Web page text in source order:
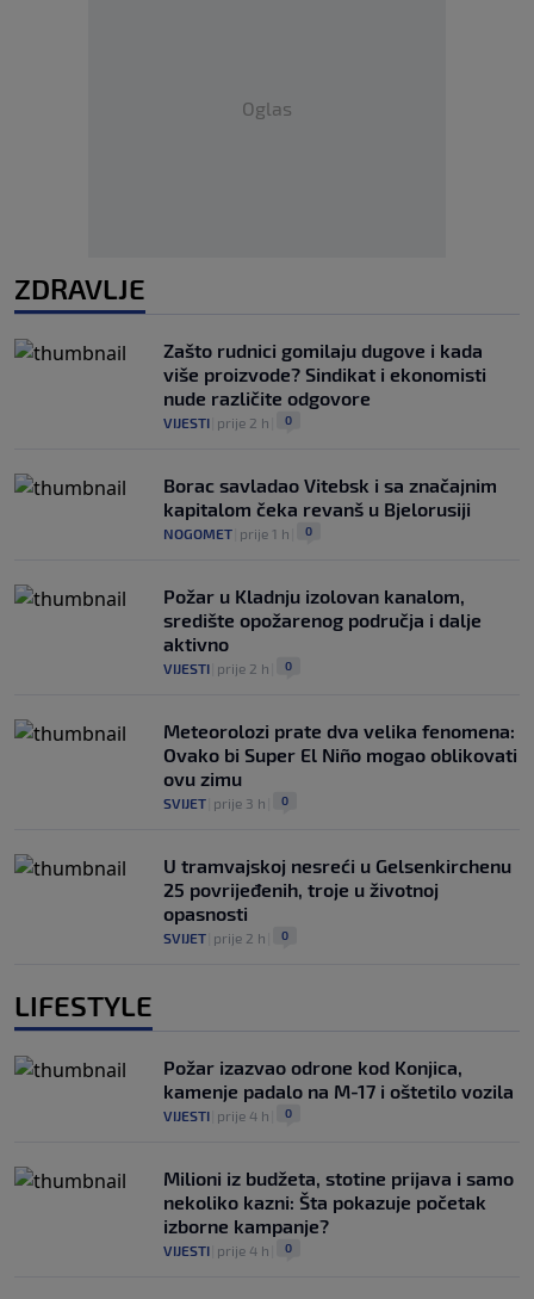
Oglas
ZDRAVLJE
Zašto rudnici gomilaju dugove i kada
više proizvode? Sindikat i ekonomisti
nude različite odgovore
VIJESTI prije 2 h 0
Borac savladao Vitebsk i sa značajnim
kapitalom čeka revanš u Bjelorusiji
NOGOMET prije 1 h 0
Požar u Kladnju izolovan kanalom,
središte opožarenog područja i dalje
aktivno
VIJESTI prije 2 h 0
Meteorolozi prate dva velika fenomena:
Ovako bi Super El Niño mogao oblikovati
ovu zimu
SVIJET prije 3 h 0
U tramvajskoj nesreći u Gelsenkirchenu
25 povrijeđenih, troje u životnoj
opasnosti
SVIJET prije 2 h 0
LIFESTYLE
Požar izazvao odrone kod Konjica,
kamenje padalo na M-17 i oštetilo vozila
VIJESTI prije 4 h 0
Milioni iz budžeta, stotine prijava i samo
nekoliko kazni: Šta pokazuje početak
izborne kampanje?
VIJESTI prije 4 h 0